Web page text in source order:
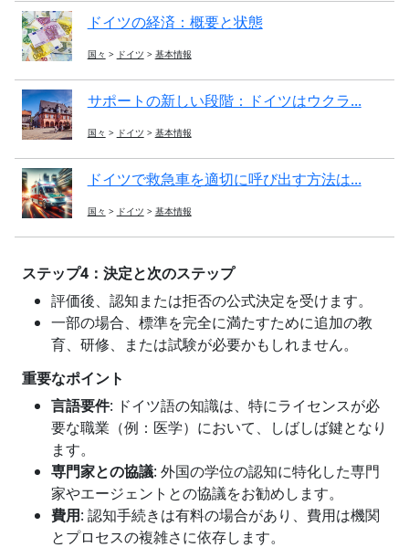
ドイツの経済：概要と状態
国々 > ドイツ > 基本情報
サポートの新しい段階：ドイツはウクラ...
国々 > ドイツ > 基本情報
ドイツで救急車を適切に呼び出す方法は...
国々 > ドイツ > 基本情報
ステップ4：決定と次のステップ
評価後、認知または拒否の公式決定を受けます。
一部の場合、標準を完全に満たすために追加の教
育、研修、または試験が必要かもしれません。
重要なポイント
言語要件: ドイツ語の知識は、特にライセンスが必
要な職業（例：医学）において、しばしば鍵となり
ます。
専門家との協議: 外国の学位の認知に特化した専門
家やエージェントとの協議をお勧めします。
費用: 認知手続きは有料の場合があり、費用は機関
とプロセスの複雑さに依存します。